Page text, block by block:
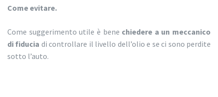
Come evitare.
Come suggerimento utile è bene chiedere a un meccanico
di fiducia di controllare il livello dell’olio e se ci sono perdite
sotto l’auto.